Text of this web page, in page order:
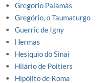
Gregorio Palamàs
Gregório, o Taumaturgo
Guerric de Igny
Hermas
Hesiquio do Sinai
Hilário de Poitiers
Hipólito de Roma